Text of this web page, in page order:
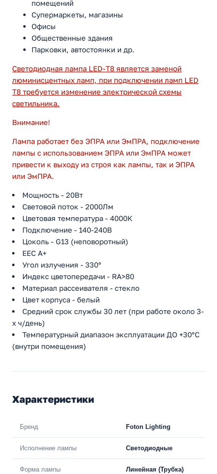
помещений
Супермаркеты, магазины
Офисы
Общественные здания
Парковки, автостоянки и др.
Светодиодная лампа LED-T8 является заменой
люминисцентных ламп, при подключении ламп LED
Т8 требуется изменение электрической схемы
светильника.
Внимание!
Лампа работает без ЭПРА или ЭмПРА, подключение
лампы с использованием ЭПРА или ЭмПРА может
привести к выходу из строя как лампы, так и ЭПРА
или ЭмПРА.
Мощность - 20Вт
Световой поток - 2000Лм
Цветовая температура - 4000К
Подключение - 140-240В
Цоколь - G13 (неповоротный)
EEC A+
Угол излучения - 330°
Индекс цветопередачи - RA>80
Материал рассеивателя - стекло
Цвет корпуса - белый
Средний срок службы 30 лет (при работе около 3-
х ч/день)
Температурный диапазон эксплуатации ДО +30°С
(внутри помещения)
Характеристики
Бренд Foton Lighting
Исполнение лампы Светодиодные
Форма лампы Линейная (Трубка)